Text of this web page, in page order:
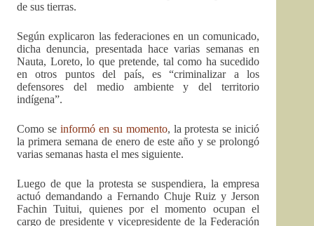
de sus tierras.
Según explicaron las federaciones en un comunicado,
dicha denuncia, presentada hace varias semanas en
Nauta, Loreto, lo que pretende, tal como ha sucedido
en otros puntos del país, es “criminalizar a los
defensores del medio ambiente y del territorio
indígena”.
Como se informó en su momento, la protesta se inició
la primera semana de enero de este año y se prolongó
varias semanas hasta el mes siguiente.
Luego de que la protesta se suspendiera, la empresa
actuó demandando a Fernando Chuje Ruiz y Jerson
Fachin Tuitui, quienes por el momento ocupan el
cargo de presidente y vicepresidente de la Federación